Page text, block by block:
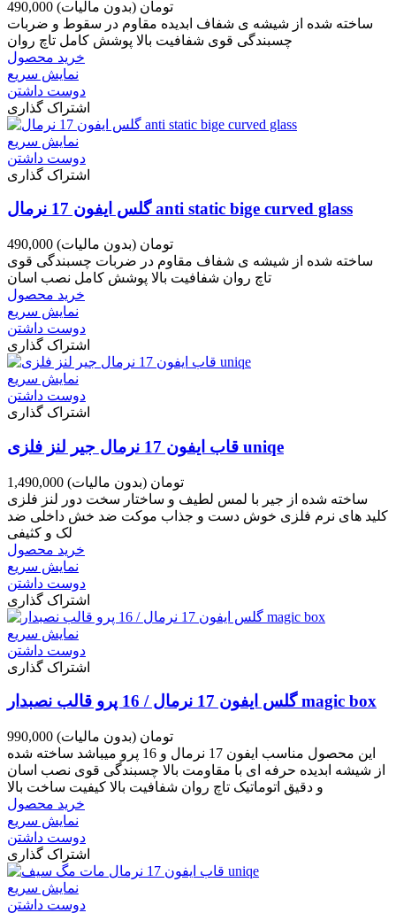
490,000 تومان (بدون مالیات)
ساخته شده از شیشه ی شفاف ابدیده مقاوم در سقوط و ضربات
چسبندگی قوی شفافیت بالا پوشش کامل تاچ روان
خرید محصول
نمایش سریع
دوست داشتن
اشتراک گذاری
نمایش سریع
دوست داشتن
اشتراک گذاری
گلس ایفون 17 نرمال anti static bige curved glass
490,000 تومان (بدون مالیات)
ساخته شده از شیشه ی شفاف مقاوم در ضربات چسبندگی قوی
تاچ روان شفافیت بالا پوشش کامل نصب اسان
خرید محصول
نمایش سریع
دوست داشتن
اشتراک گذاری
نمایش سریع
دوست داشتن
اشتراک گذاری
قاب ایفون 17 نرمال جیر لنز فلزی uniqe
1,490,000 تومان (بدون مالیات)
ساخته شده از جیر با لمس لطیف و ساختار سخت دور لنز فلزی
کلید های نرم فلزی خوش دست و جذاب موکت ضد خش داخلی ضد
لک و کثیفی
خرید محصول
نمایش سریع
دوست داشتن
اشتراک گذاری
نمایش سریع
دوست داشتن
اشتراک گذاری
گلس ایفون 17 نرمال / 16 پرو قالب نصبدار magic box
990,000 تومان (بدون مالیات)
این محصول مناسب ایفون 17 نرمال و 16 پرو میباشد ساخته شده
از شیشه ابدیده حرفه ای با مقاومت بالا چسبندگی قوی نصب اسان
و دقیق اتوماتیک تاچ روان شفافیت بالا کیفیت ساخت بالا
خرید محصول
نمایش سریع
دوست داشتن
اشتراک گذاری
نمایش سریع
دوست داشتن